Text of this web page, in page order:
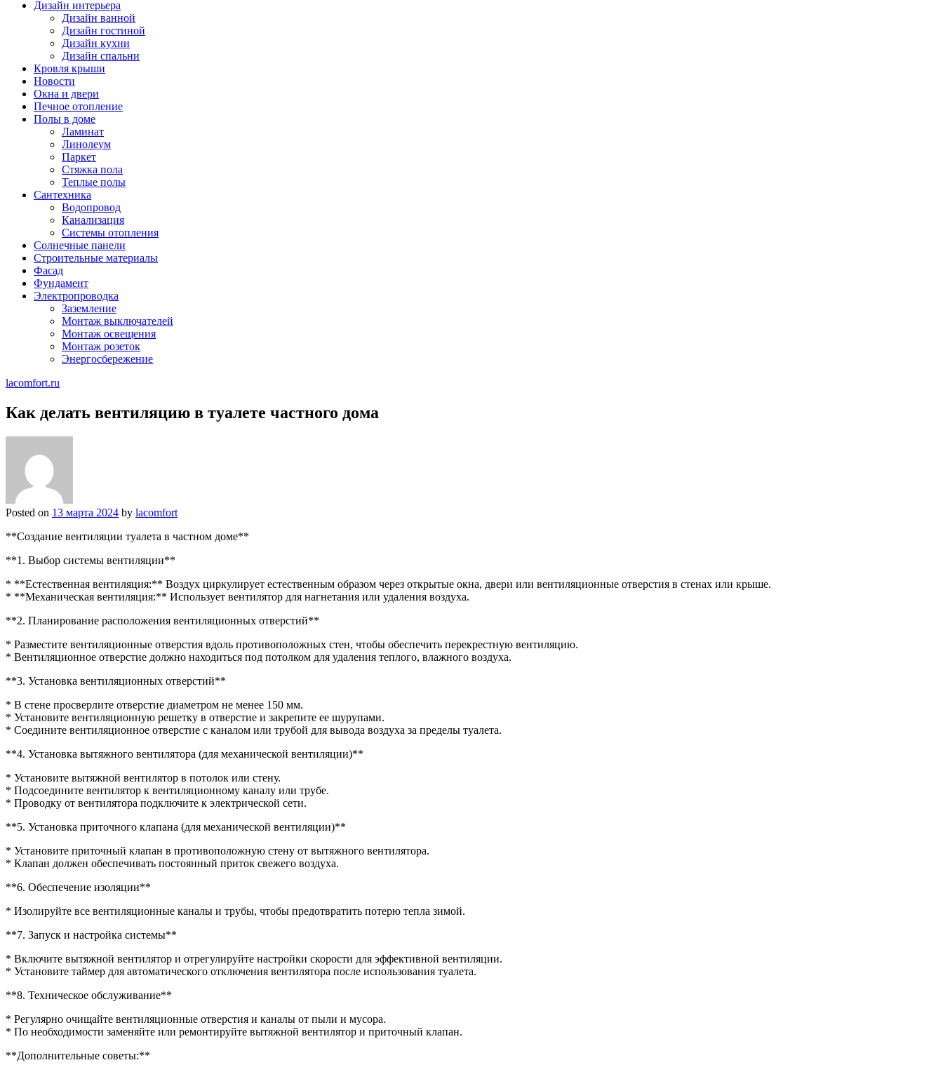
Дизайн интерьера
Дизайн ванной
Дизайн гостиной
Дизайн кухни
Дизайн спальни
Кровля крыши
Новости
Окна и двери
Печное отопление
Полы в доме
Ламинат
Линолеум
Паркет
Стяжка пола
Теплые полы
Сантехника
Водопровод
Канализация
Системы отопления
Солнечные панели
Строительные материалы
Фасад
Фундамент
Электропроводка
Заземление
Монтаж выключателей
Монтаж освещения
Монтаж розеток
Энергосбережение
lacomfort.ru
Как делать вентиляцию в туалете частного дома
Posted on 13 марта 2024 by lacomfort
**Создание вентиляции туалета в частном доме**
**1. Выбор системы вентиляции**
* **Естественная вентиляция:** Воздух циркулирует естественным образом через открытые окна, двери или вентиляционные отверстия в стенах или крыше.
* **Механическая вентиляция:** Использует вентилятор для нагнетания или удаления воздуха.
**2. Планирование расположения вентиляционных отверстий**
* Разместите вентиляционные отверстия вдоль противоположных стен, чтобы обеспечить перекрестную вентиляцию.
* Вентиляционное отверстие должно находиться под потолком для удаления теплого, влажного воздуха.
**3. Установка вентиляционных отверстий**
* В стене просверлите отверстие диаметром не менее 150 мм.
* Установите вентиляционную решетку в отверстие и закрепите ее шурупами.
* Соедините вентиляционное отверстие с каналом или трубой для вывода воздуха за пределы туалета.
**4. Установка вытяжного вентилятора (для механической вентиляции)**
* Установите вытяжной вентилятор в потолок или стену.
* Подсоедините вентилятор к вентиляционному каналу или трубе.
* Проводку от вентилятора подключите к электрической сети.
**5. Установка приточного клапана (для механической вентиляции)**
* Установите приточный клапан в противоположную стену от вытяжного вентилятора.
* Клапан должен обеспечивать постоянный приток свежего воздуха.
**6. Обеспечение изоляции**
* Изолируйте все вентиляционные каналы и трубы, чтобы предотвратить потерю тепла зимой.
**7. Запуск и настройка системы**
* Включите вытяжной вентилятор и отрегулируйте настройки скорости для эффективной вентиляции.
* Установите таймер для автоматического отключения вентилятора после использования туалета.
**8. Техническое обслуживание**
* Регулярно очищайте вентиляционные отверстия и каналы от пыли и мусора.
* По необходимости заменяйте или ремонтируйте вытяжной вентилятор и приточный клапан.
**Дополнительные советы:**